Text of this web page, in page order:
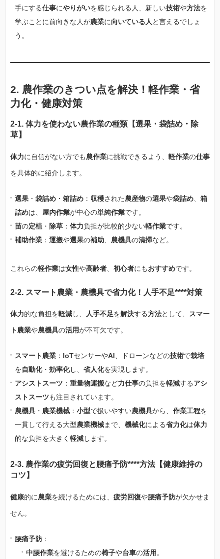
手にする仕事にやりがいを感じられる人、新しい技術や方法を
学ぶことに前向きな人が農業に向いている人 と言えるでしょ
う。
2. 農作業のきつい点を解決！ 軽作業 ・ 省
力化・ 健康対策
2-1. 体力を使わない農作業の種類【選果 ・ 袋詰め ・ 除
草】
体力に自信がない方でも農作業に挑戦できるよう、 軽作業の仕事
を具体的に紹介します。
選果 ・ 袋詰め ・ 箱詰め ： 収穫された農産物の選果や袋詰め
箱
詰めは、 屋内作業が中心の単純作業です。
苗の定植 ・ 除草 ： 体力負担が比較的少ない軽作業です。
補助作業 ： 運搬や選果の補助 農機具の清掃など。
これらの軽作業は女性や高齢者 初心者にもおすすめです。
2-2. スマート農業 ・ 農機具で省力化！ 人手不足****対策
体力的な負担を軽減し、 人手不足を解決する方法として、 スマー
ト農業や農機具の活用が不可欠です。
スマート農業 ： IoTセンサーやAI 、ドローンなどの技術で栽培
を自動化・ 効率化し、 省人化を実現します。
アシストスーツ ： 重量物運搬など力仕事の負担を軽減するアシ
ストスーツも注目されています。
農機具 ・ 農業機械 ： 小型で扱いやすい農機具から、 作業工程を
一貫して行える大型農業機械まで、 機械化による省力化は体力
的な負担を大きく 軽減します。
2-3. 農作業の疲労回復と腰痛予防****方法【健康維持の
コツ】
健康的に農業を続けるためには、 疲労回復や腰痛予防が欠かせま
せん。
腰痛予防 ：
中腰作業を避けるための椅子や台車の活用。